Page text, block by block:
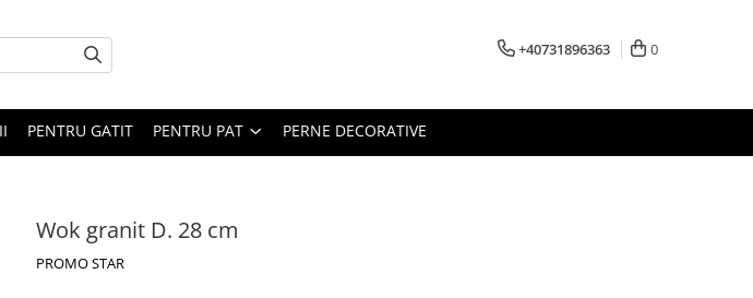
+40731896363 0
PENTRU GATIT PENTRU PAT PERNE DECORATIVE
Wok granit D. 28 cm
PROMO STAR